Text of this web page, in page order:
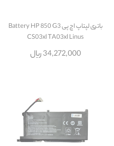
باتری لپتاپ اچ پی Battery HP 850 G3
CS03xl TA03xl Linus
34,272,000 ریال